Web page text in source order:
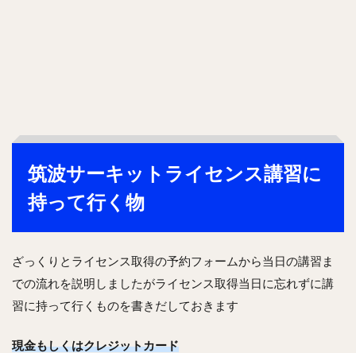
筑波サーキットライセンス講習に
持って行く物
ざっくりとライセンス取得の予約フォームから当日の講習ま
での流れを説明しましたがライセンス取得当日に忘れずに講
習に持って行くものを書きだしておきます
現金もしくはクレジットカード